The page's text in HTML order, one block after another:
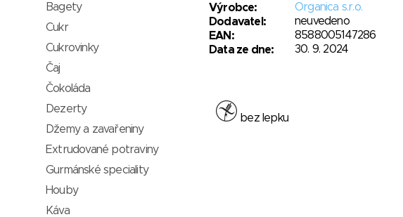
Výrobce:
Organica s.r.o.
Dodavatel:
neuvedeno
EAN:
8588005147286
Data ze dne:
30. 9. 2024
bez lepku
Bagety
Cukr
Cukrovinky
Čaj
Čokoláda
Dezerty
Džemy a zavařeniny
Extrudované potraviny
Gurmánské speciality
Houby
Káva